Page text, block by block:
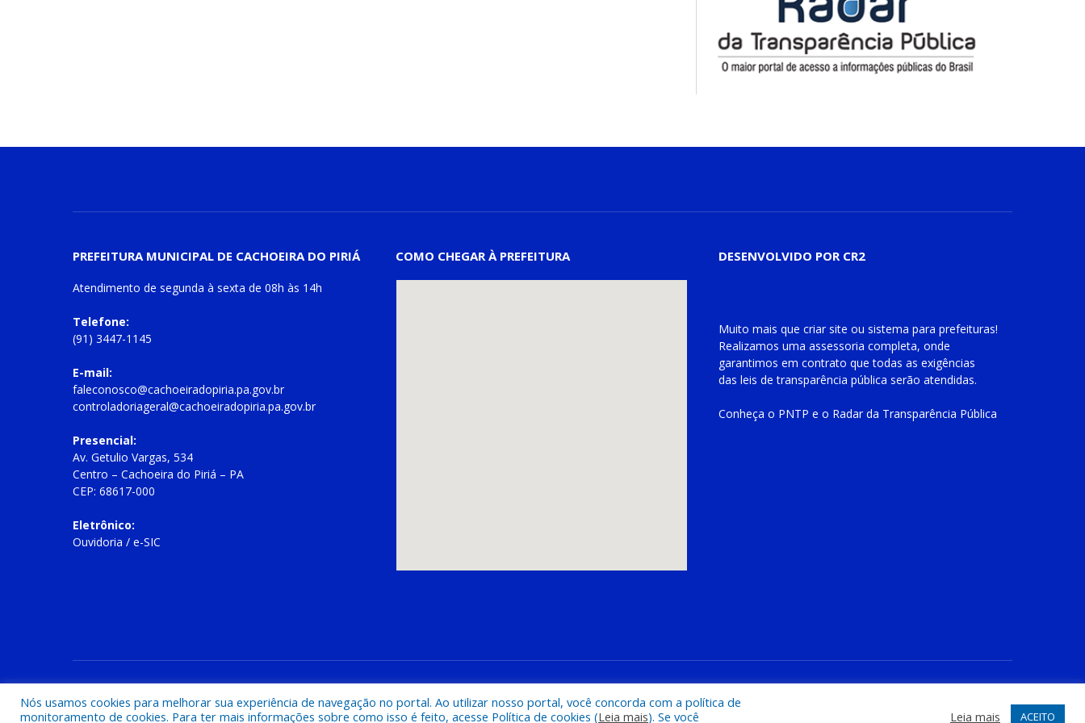
PREFEITURA MUNICIPAL DE CACHOEIRA DO PIRIÁ
Atendimento de segunda à sexta de 08h às 14h
Telefone:
(91) 3447-1145
E-mail:
faleconosco@cachoeiradopiria.pa.gov.br
controladoriageral@cachoeiradopiria.pa.gov.br
Presencial:
Av. Getulio Vargas, 534
Centro – Cachoeira do Piriá – PA
CEP: 68617-000
Eletrônico:
Ouvidoria / e-SIC
COMO CHEGAR À PREFEITURA DESENVOLVIDO POR CR2
Muito mais que criar site ou sistema para prefeituras!
Realizamos uma assessoria completa, onde
garantimos em contrato que todas as exigências
das leis de transparência pública serão atendidas.
Conheça o PNTP e o Radar da Transparência Pública
Nós usamos cookies para melhorar sua experiência de navegação no portal. Ao utilizar nosso portal, você concorda com a política de
monitoramento de cookies. Para ter mais informações sobre como isso é feito, acesse Política de cookies (Leia mais). Se você Leia mais ACEITO